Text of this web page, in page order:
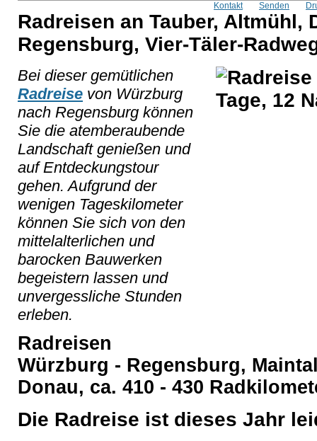
Kontakt Senden
Radreisen an Tauber, Altmühl,
Regensburg, Vier-Täler-
Bei dieser gemütlichen
Radreise von Würzburg
nach Regensburg können
Sie die atemberaubende
Landschaft genießen und
auf Entdeckungstour
gehen. Aufgrund der
wenigen Tageskilometer
können Sie sich von den
mittelalterlichen und
barocken Bauwerken
begeistern lassen und
unvergessliche Stunden
erleben.
Radreisen
Würzburg - Regensburg,
Donau, ca. 410 - 430
Die Radreise ist dieses Jahr